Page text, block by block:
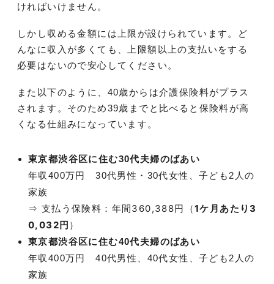
ければいけません。
しかし収める金額には上限が設けられています。ど
んなに収入が多くても、上限額以上の支払いをする
必要はないので安心してください。
また以下のように、40歳からは介護保険料がプラス
されます。そのため39歳までと比べると保険料が高
くなる仕組みになっています。
東京都渋谷区に住む30代夫婦のばあい
年収400万円 30代男性・30代女性、子ども2人の
家族
⇒ 支払う保険料：年間360,388円 （1ケ月あたり 3
0,032円 ）
東京都渋谷区に住む40代夫婦のばあい
年収400万円 40代男性、40代女性、子ども2人の
家族